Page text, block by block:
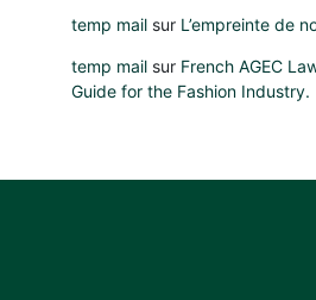
temp mail sur L’empreinte de
temp mail sur French AGEC
Guide for the Fashion Industry.